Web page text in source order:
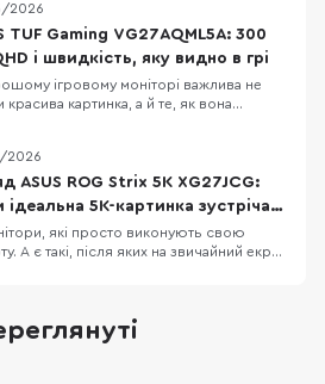
відчутно, чи лише цифри в паспорті?
(2560×1440) у форматі 16:9, але
інтрига — зв’язка QD-OLED і 500 Гц.
2026
TUF Gaming VG27AQML5A: 300
і швидкість, яку видно в грі
ігровому моніторі важлива не
красива картинка, а й те, як вона
чіткість динамічних сцен, QHD-
та технології синхронізації
разом, щоб гра сприймалася
й контрольованіше. Це моде
2026
ASUS ROG Strix 5K XG27JCG:
ідеальна 5K-картинка зустрічає
які просто виконують свою
А є такі, після яких на звичайний екран
а тим, як виглядає картинка і як